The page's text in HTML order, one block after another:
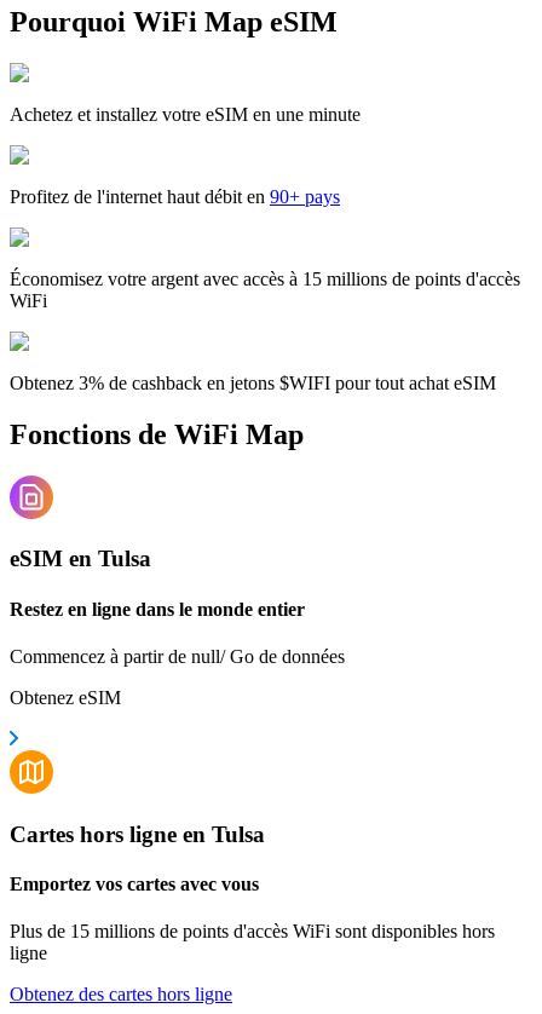
Pourquoi WiFi Map eSIM
Achetez et installez votre eSIM en une minute
Profitez de l'internet haut débit en 90+ pays
Économisez votre argent avec accès à 15 millions de points d'accès
WiFi
Obtenez 3% de cashback en jetons $WIFI pour tout achat eSIM
Fonctions de WiFi Map
eSIM en Tulsa
Restez en ligne dans le monde entier
Commencez à partir de null/ Go de données
Obtenez eSIM
Cartes hors ligne en Tulsa
Emportez vos cartes avec vous
Plus de 15 millions de points d'accès WiFi sont disponibles hors
ligne
Obtenez des cartes hors ligne